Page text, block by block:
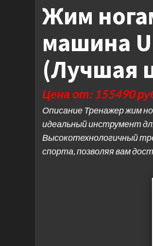
Жим
машина
(Лучшая
Цена от: 155490
Описание Тренажер жим
идеальный инструмент
Высокотехнологичный
спорта, позволяя вам